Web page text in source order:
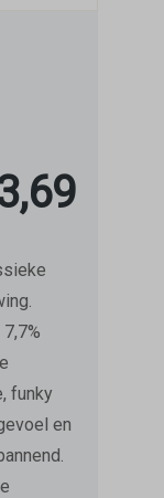
funky
en